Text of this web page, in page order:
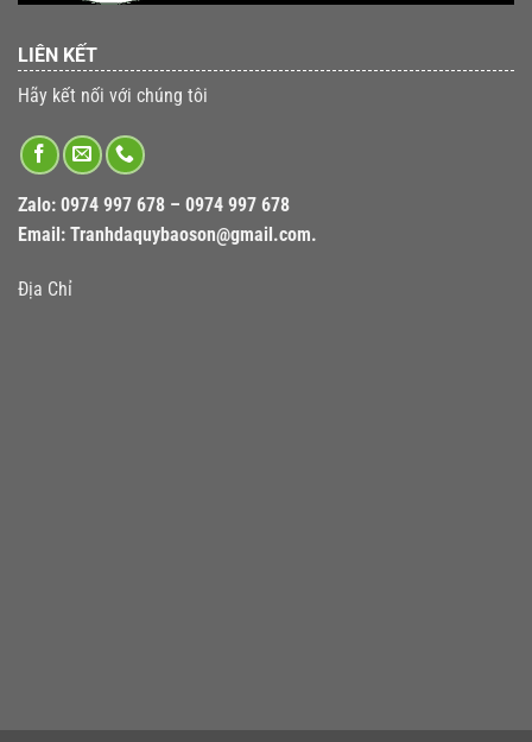
LIÊN KẾT
Hãy kết nối với chúng tôi
Zalo: 0974 997 678 – 0974 997 678
Email: Tranhdaquybaoson@gmail.com.
Địa Chỉ